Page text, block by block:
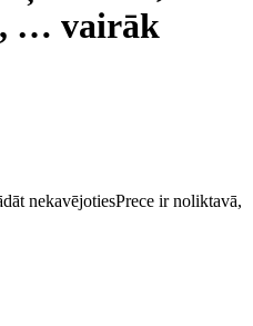
, … vairāk
nekavējotiesPrece ir noliktavā,